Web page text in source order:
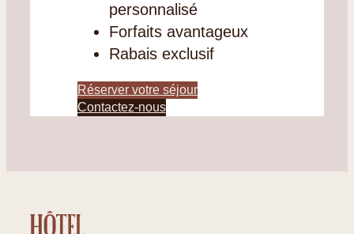
personnalisé
Forfaits avantageux
Rabais exclusif
Réserver votre séjour
Contactez-nous